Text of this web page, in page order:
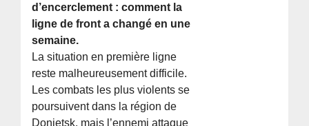
d’encerclement : comment la
ligne de front a changé en une
semaine.
La situation en première ligne
reste malheureusement difficile.
Les combats les plus violents se
poursuivent dans la région de
Donietsk, mais l’ennemi attaque